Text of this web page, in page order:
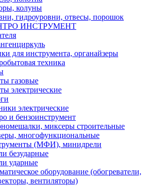
колуны
гидроуровни, отвесы, порошок
ИНСТРУМЕНТ
для инструмента, органайзеры
техника
газовые
электрические
электрические
и бензоинструмент
миксеры строительные
многофункциональные
(МФИ), минидрели
безударные
ударные
оборудование (обогреватели,
вентиляторы)